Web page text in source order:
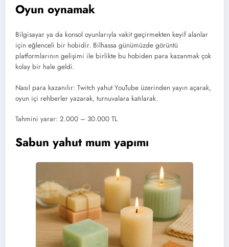
Oyun oynamak
Bilgisayar ya da konsol oyunlarıyla vakit geçirmekten keyif alanlar
için eğlenceli bir hobidir. Bilhassa günümüzde görüntü
platformlarının gelişimi ile birlikte bu hobiden para kazanmak çok
kolay bir hale geldi.
Nasıl para kazanılır: Twitch yahut YouTube üzerinden yayın açarak,
oyun içi rehberler yazarak, turnuvalara katılarak.
Tahmini yarar: 2.000 – 30.000 TL
Sabun yahut mum yapımı